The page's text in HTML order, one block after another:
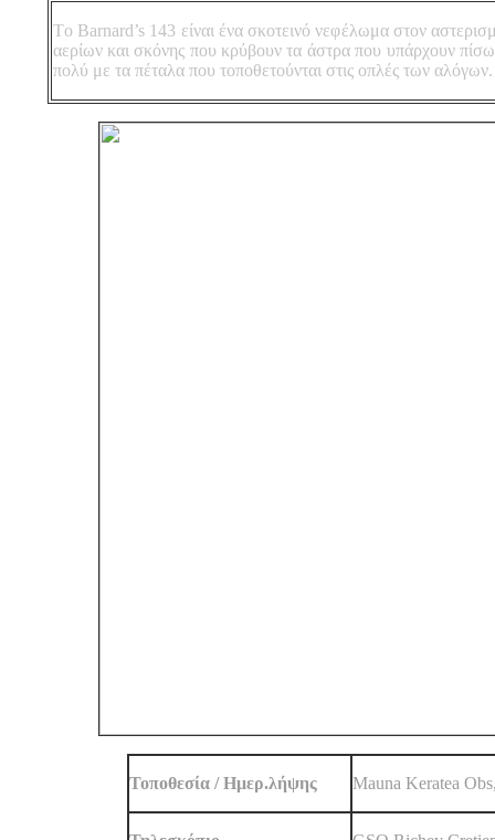
Tο Βarnard’s 143 είναι ένα σκοτεινό νεφέλωμα στον
αερίων και σκόνης που κρύβουν τα άστρα που υπάρχουν
πολύ με τα πέταλα που τοποθετούνται στις οπλές των αλόγων.
Τοποθεσία / Ημερ.λήψης Mauna Keratea